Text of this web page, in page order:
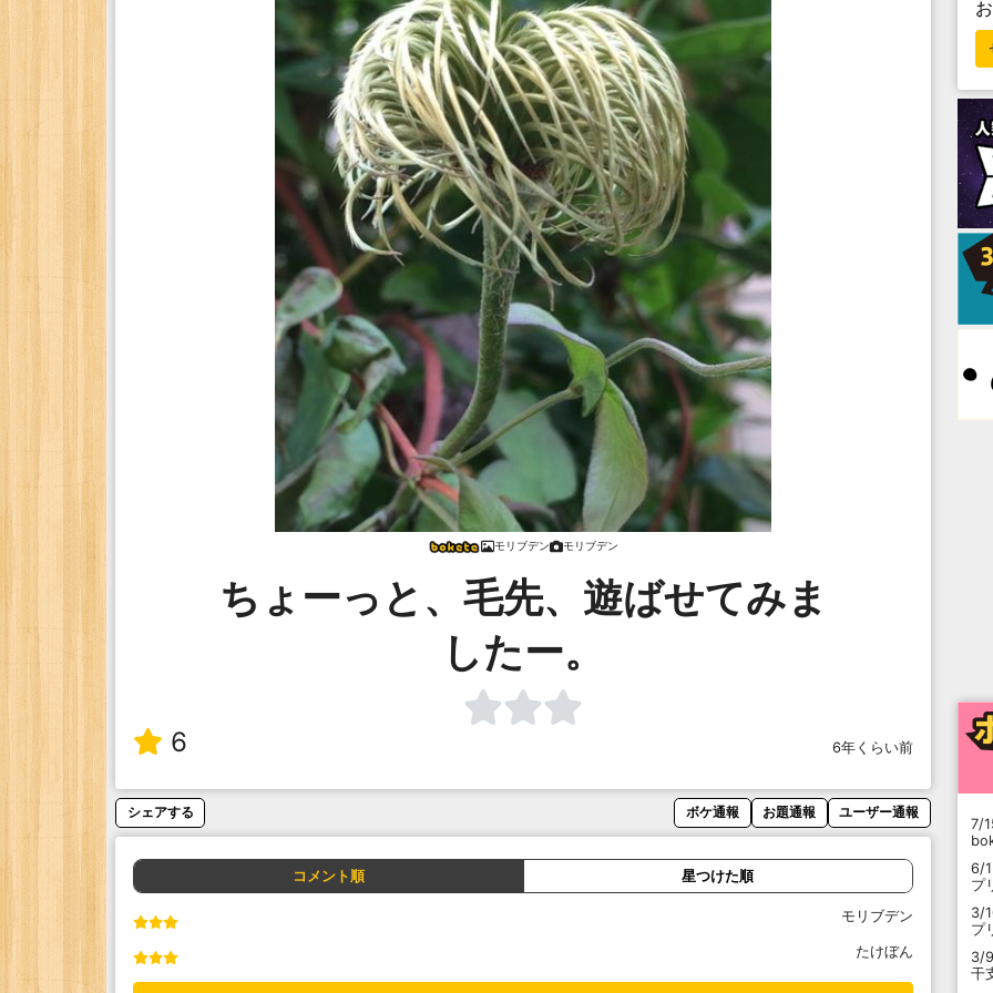
モリブデン モリブデン
ちょーっと、毛先、遊ばせてみま
したー。
6 6年くらい前
シェアする ボケ通報 お題通報 ユーザー通報
コメント順 星つけた順
モリブデン
たけぼん
7/
6/
プ
3/
プ
3/9
干